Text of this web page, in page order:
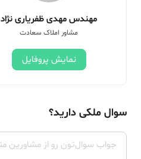
مهندس مهدی ظفریاری نژاد
مشاور املاک سعادت
نمایش پروفایل
سوال ملکی دارید؟